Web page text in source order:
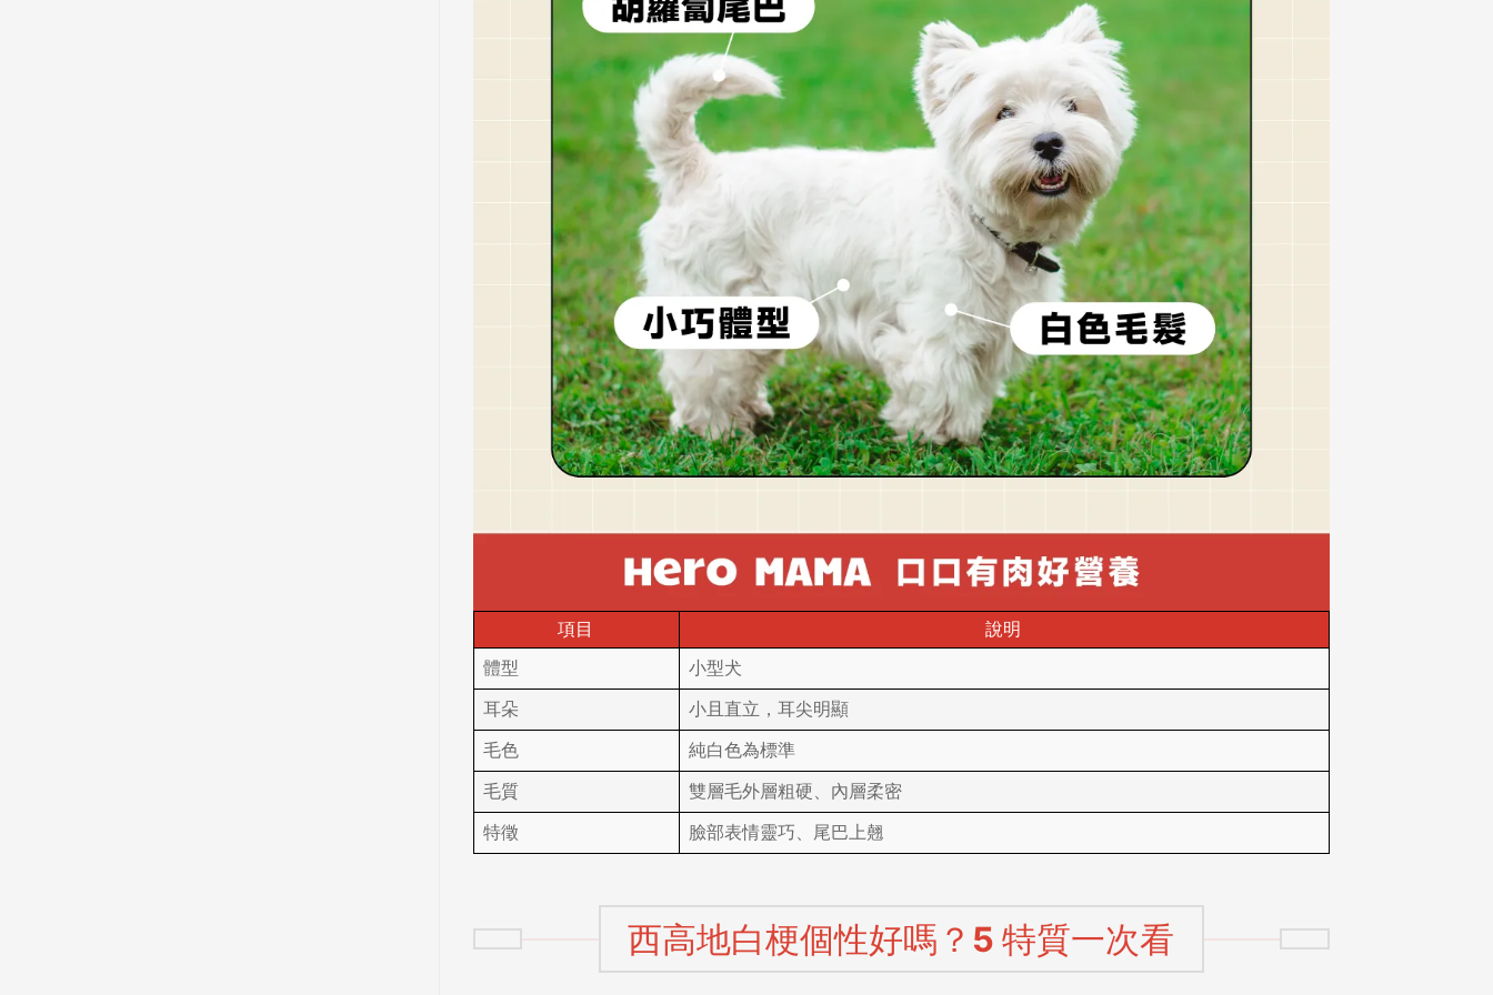
項目
說明
體型
小型犬
耳朵
小且直立，耳尖明顯
毛色
純白色為標準
毛質
雙層毛外層粗硬、內層柔密
特徵
臉部表情靈巧、尾巴上翹
西高地白梗個性好嗎？5 特質一次看